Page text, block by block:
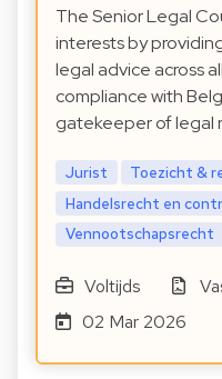
The Senior Legal
interests by
legal advice across
compliance with
gatekeeper of legal
Jurist
Toezicht &
Handelsrecht en
Vennootschapsrecht
Voltijds
02 Mar 2026